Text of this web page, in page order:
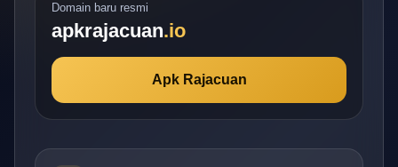
Domain baru resmi
apkrajacuan.io
Apk Rajacuan